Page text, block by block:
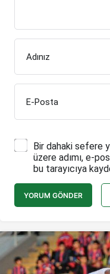
Adınız
E-Posta
Bir dahaki sefere
üzere adımı, e-
bu tarayıcıya
YORUM GÖNDER